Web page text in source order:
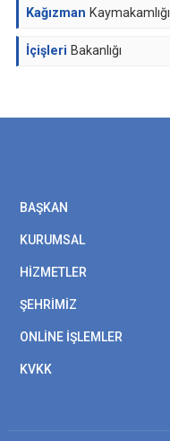
Kağızman Kaymakamlığı
İçişleri Bakanlığı
BAŞKAN
KURUMSAL
HİZMETLER
ŞEHRİMİZ
ONLİNE İŞLEMLER
KVKK